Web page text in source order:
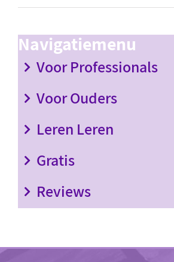
Navigatiemenu
Voor Professionals
Voor Ouders
Leren Leren
Gratis
Reviews